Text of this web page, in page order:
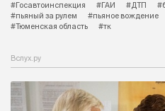
#Госавтоинспекция
#ГАИ #ДТП
#пьяный за рулем
#пьяное вождение
#Тюменская область
#тк
Вслух.ру